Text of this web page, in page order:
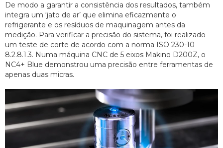
De modo a garantir a consistência dos resultados, também
integra um ‘jato de ar’ que elimina eficazmente o
refrigerante e os resíduos de maquinagem antes da
medição. Para verificar a precisão do sistema, foi realizado
um teste de corte de acordo com a norma ISO 230-10
8.2.8.1.3. Numa máquina CNC de 5 eixos Makino D200Z, o
NC4+ Blue demonstrou uma precisão entre ferramentas de
apenas duas micras.